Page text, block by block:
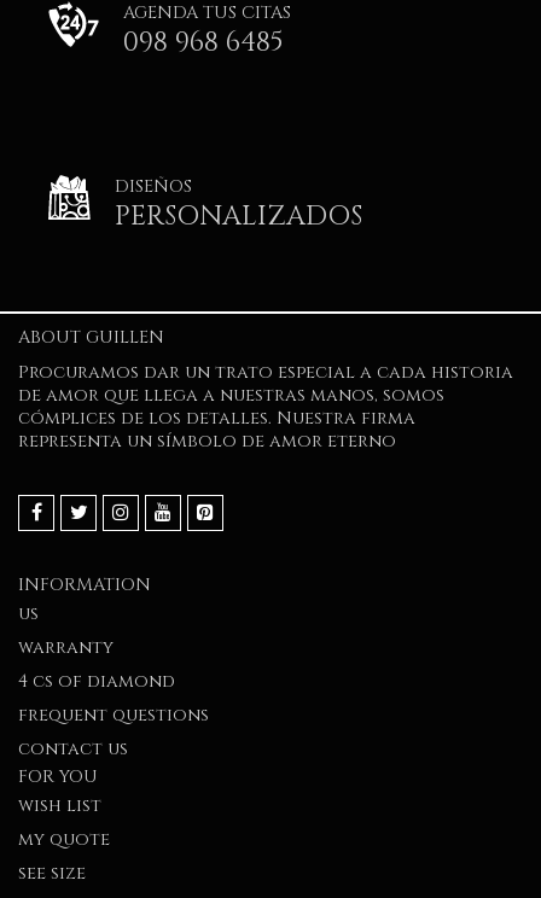
AGENDA TUS CITAS
098 968 6485
DISEÑOS
PERSONALIZADOS
ABOUT GUILLEN
Procuramos dar un trato especial a cada historia
de amor que llega a nuestras manos, somos
cómplices de los detalles. Nuestra firma
representa un símbolo de amor eterno
INFORMATION
us
warranty
4 cs of diamond
frequent questions
contact us
FOR YOU
wish list
my quote
see size